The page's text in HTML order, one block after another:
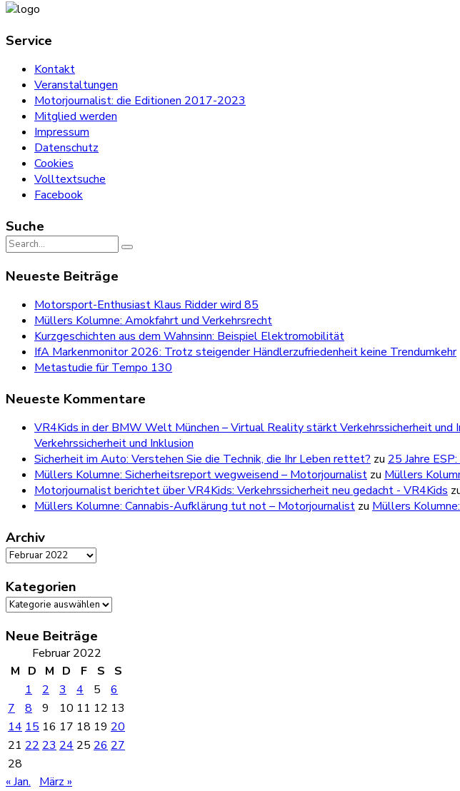
Service
Kontakt
Veranstaltungen
Motorjournalist: die Editionen 2017-2023
Mitglied werden
Impressum
Datenschutz
Cookies
Volltextsuche
Facebook
Suche
Search
Neueste Beiträge
Motorsport-Enthusiast Klaus Ridder wird 85
Müllers Kolumne: Amokfahrt und Verkehrsrecht
Kurzgeschichten aus dem Wahnsinn: Beispiel Elektromobilität
IfA Markenmonitor 2026: Trotz steigender Händlerzufriedenheit keine Trendumkehr
Metastudie für Tempo 130
Neueste Kommentare
VR4Kids in der BMW Welt München – Virtual Reality stärkt Verkehrssicherheit und
Verkehrssicherheit und Inklusion
Sicherheit im Auto: Verstehen Sie die Technik, die Ihr Leben rettet? zu 25 Jahre
Müllers Kolumne: Sicherheitsreport wegweisend – Motorjournalist zu Müllers
Motorjournalist berichtet über VR4Kids: Verkehrssicherheit neu gedacht - VR4Kids
Müllers Kolumne: Cannabis-Aufklärung tut not – Motorjournalist zu Müllers
Archiv
Archiv
Kategorien
Kategorien
Neue Beiträge
Februar 2022
M D M D F S
S
1
2 3 4 5
6
7
8 9 10 11 12 13
14 15 16 17 18 19 20
21 22 23 24 25 26 27
28
« Jan.
März »